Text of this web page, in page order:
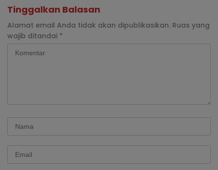
Tinggalkan Balasan
Alamat email Anda tidak akan dipublikasikan. Ruas yang
wajib ditandai *